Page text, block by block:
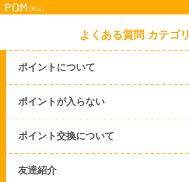
よくある質問 カテゴリ
ポイントについて
ポイントが入らない
ポイント交換について
友達紹介